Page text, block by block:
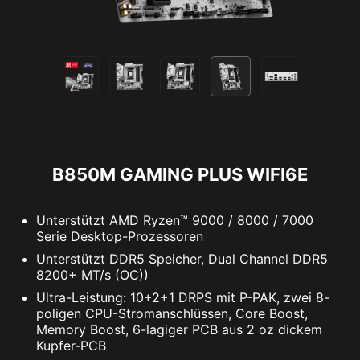
MIT MYSTIC-LIGHT
Extension RGB-Anschluss bietet eine intuitive
Möglichkeit zur Steuerung zusätzlicher RGB-
NORTON 360 DELUXE
Mehrere Schutzebenen für deine Geräte,
werden mit einer kostenlosen 60-Tage-
Bis zu 50 GB PC Cloud Backup
Echtzeit-Bedrohungsschutz und Smart
Firewall
Passwortmanager
PC SafeCam
B850M GAMING PLUS WIFI6E
Unterstützt AMD Ryzen™ 9000 / 8000 / 7000
Serie Desktop-Prozessoren
Unterstützt DDR5 Speicher, Dual Channel DDR5
8200+ MT/s (OC))
Ultra-Leistung: 10+2+1 DRPS mit P-PAK, zwei 8-
poligen CPU-Stromanschlüssen, Core Boost,
Memory Boost, 6-lagiger PCB aus 2 oz dickem
Kupfer-PCB